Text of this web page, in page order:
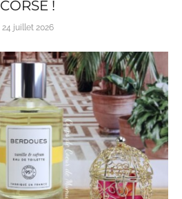
CORSE !
24 juillet 2026